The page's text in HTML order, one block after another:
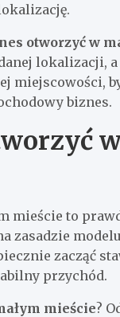
otworzyć w
lokalizacji,
miejscowości,
biznes.
mieście to
zasadzie
zacząć
przychód.
mieście?